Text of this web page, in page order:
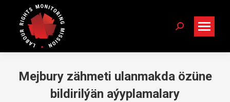
Search:
Mejbury zähmeti ulanmakda özüne
bildirilýän aýyplamalary